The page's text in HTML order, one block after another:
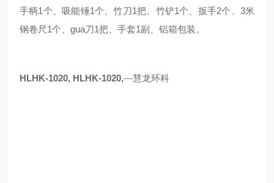
手柄1个、吸能锤1个、竹刀1把、竹铲1个、扳手2个、3米
钢卷尺1个、gua刀1把、手套1副、铝箱包装。
HLHK-1020, HLHK-1020,---慧龙环科